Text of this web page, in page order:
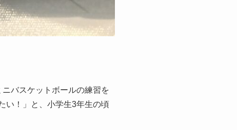
バスケットボールの練習を
い！」と、小学生3年生の頃